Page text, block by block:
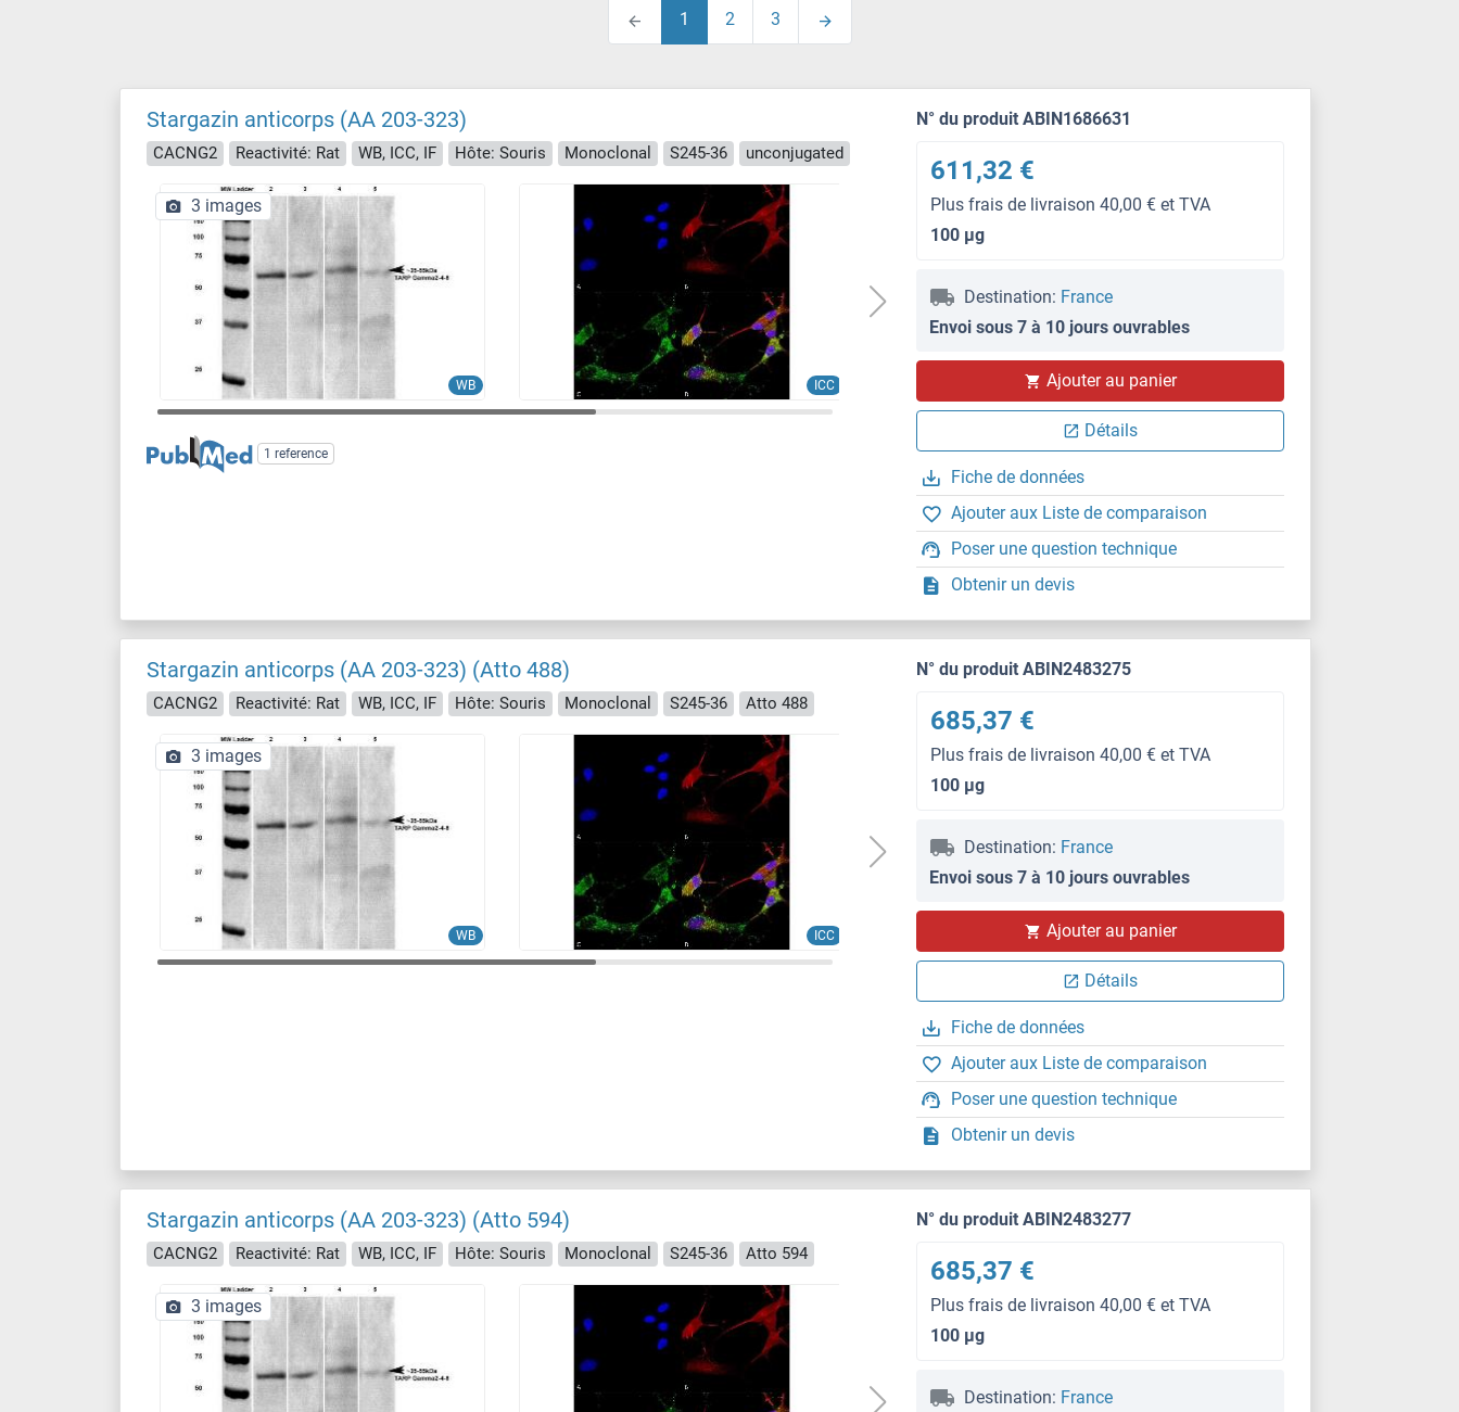
1 2 3
Stargazin anticorps (AA 203-323)
CACNG2 Reactivité: Rat WB, ICC, IF Hôte: Souris Monoclonal S245-36 unconjugated
WB ICC
IF/ICC
3 images
1 reference
N° du produit ABIN1686631
611,32 €
Plus frais de livraison 40,00 € et TVA
100 μg
Destination: France
Envoi sous 7 à 10 jours ouvrables
Ajouter au panier
Détails
Fiche de données
Ajouter aux Liste de comparaison
Poser une question technique
Obtenir un devis
Stargazin anticorps (AA 203-323) (Atto 488)
CACNG2 Reactivité: Rat WB, ICC, IF Hôte: Souris Monoclonal S245-36 Atto 488
WB ICC
IF/ICC
3 images
N° du produit ABIN2483275
685,37 €
Plus frais de livraison 40,00 € et TVA
100 μg
Destination: France
Envoi sous 7 à 10 jours ouvrables
Ajouter au panier
Détails
Fiche de données
Ajouter aux Liste de comparaison
Poser une question technique
Obtenir un devis
Stargazin anticorps (AA 203-323) (Atto 594)
CACNG2 Reactivité: Rat WB, ICC, IF Hôte: Souris Monoclonal S245-36 Atto 594
3 images
N° du produit ABIN2483277
685,37 €
Plus frais de livraison 40,00 € et TVA
100 μg
Destination: France